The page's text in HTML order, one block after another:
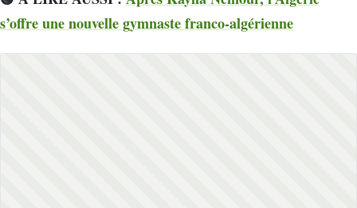
s’offre une nouvelle gymnaste franco-algérienne